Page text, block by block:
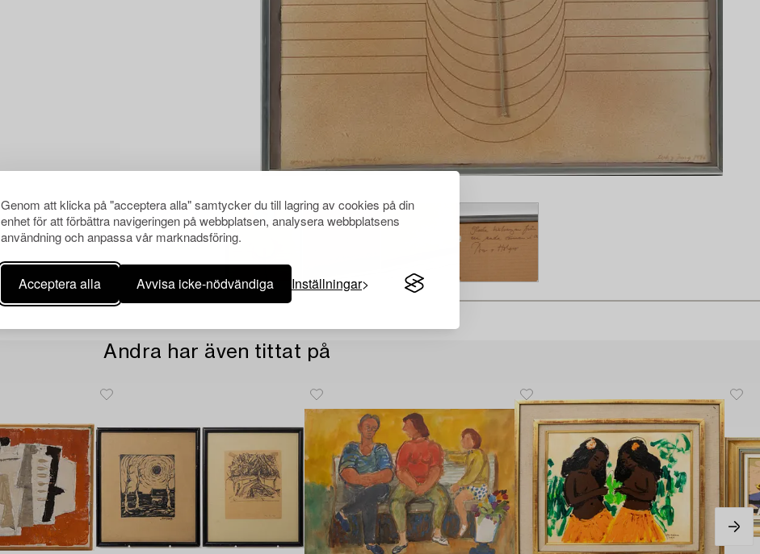
Genom att klicka på "acceptera alla" samtycker du till lagring av cookies på din
enhet för att förbättra navigeringen på webbplatsen, analysera webbplatsens
användning och anpassa vår marknadsföring.
Acceptera alla Avvisa icke-nödvändiga Inställningar
Andra har även tittat på